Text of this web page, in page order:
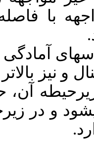
1/49 برابر گروه غیر مواجهه با فاصله اطمینان 95
باعث
میانگین
با گذشت
مدیریت